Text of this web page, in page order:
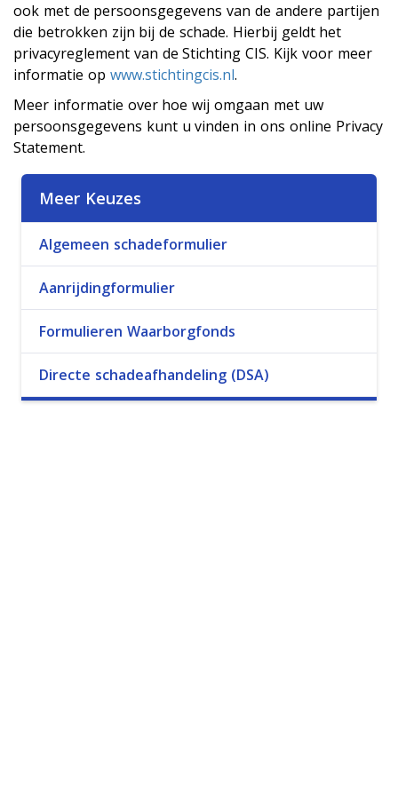
ook met de persoonsgegevens van de andere partijen
die betrokken zijn bij de schade. Hierbij geldt het
privacyreglement van de Stichting CIS. Kijk voor meer
informatie op www.stichtingcis.nl.
Meer informatie over hoe wij omgaan met uw
persoonsgegevens kunt u vinden in ons online Privacy
Statement.
Meer Keuzes
Algemeen schadeformulier
Aanrijdingformulier
Formulieren Waarborgfonds
Directe schadeafhandeling (DSA)